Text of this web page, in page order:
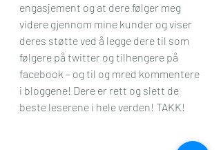
engasjement og at dere følger meg
videre gjennom mine kunder og viser
deres støtte ved å legge dere til som
følgere på twitter og tilhengere på
facebook – og til og mred kommentere
i bloggene! Dere er rett og slett de
beste leserene i hele verden! TAKK!